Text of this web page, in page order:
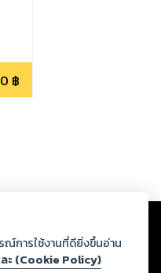
฿
ละปรากฏว่าละเมิดสิทธิใน
หมายและศีลธรรม ดังนั้น ผู้อ่าน
ยตนเอง และหากท่านพบว่าส่วน
ณ์การใช้งานที่ดียิ่งขึ้นอ่าน
ะ (Cookie Policy)